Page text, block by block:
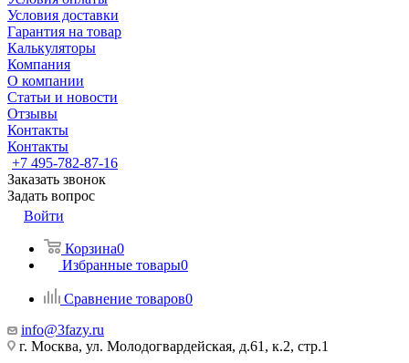
Условия доставки
Гарантия на товар
Калькуляторы
Компания
О компании
Статьи и новости
Отзывы
Контакты
Контакты
+7 495-782-87-16
Заказать звонок
Задать вопрос
Войти
Корзина0
Избранные товары0
Сравнение товаров0
info@3fazy.ru
г. Москва, ул. Молодогвардейская, д.61, к.2, стр.1